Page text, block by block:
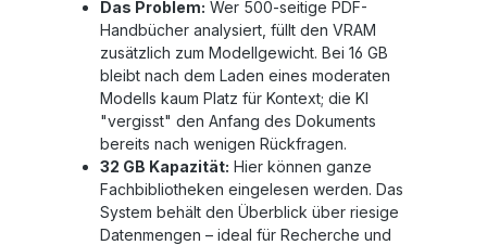
Das Problem: Wer 500-seitige PDF-
Handbücher analysiert, füllt den VRAM
zusätzlich zum Modellgewicht. Bei 16 GB
bleibt nach dem Laden eines moderaten
Modells kaum Platz für Kontext; die KI
"vergisst" den Anfang des Dokuments
bereits nach wenigen Rückfragen.
32 GB Kapazität: Hier können ganze
Fachbibliotheken eingelesen werden. Das
System behält den Überblick über riesige
Datenmengen – ideal für Recherche und